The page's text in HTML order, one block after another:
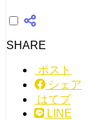
SHARE
ポスト
シェア
はてブ
LINE